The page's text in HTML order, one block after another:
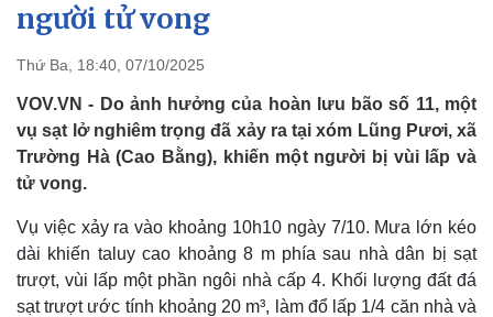
Tổ chức nhân sự
Nhận diện sự thật
Việc làm
Biển đảo
người tử vong
Thứ Ba, 18:40, 07/10/2025
VOV.VN - Do ảnh hưởng của hoàn lưu bão số 11, một
vụ sạt lở nghiêm trọng đã xảy ra tại xóm Lũng Pươi, xã
Trường Hà (Cao Bằng), khiến một người bị vùi lấp và
tử vong.
Vụ việc xảy ra vào khoảng 10h10 ngày 7/10. Mưa lớn kéo
dài khiến taluy cao khoảng 8 m phía sau nhà dân bị sạt
trượt, vùi lấp một phần ngôi nhà cấp 4. Khối lượng đất đá
sạt trượt ước tính khoảng 20 m³, làm đổ lấp 1/4 căn nhà và